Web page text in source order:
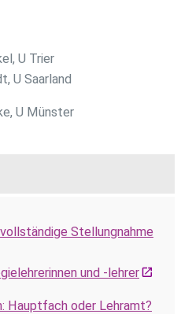
U Trier
U Saarland
U Münster
Stellungnahme
und -lehrer
Hauptfach oder Lehramt?